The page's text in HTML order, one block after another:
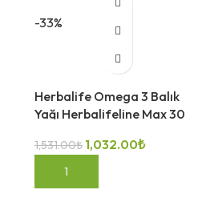
-33%
Herbalife Omega 3 Balık
Yağı Herbalifeline Max 30
1,531.00₺ 1,032.00₺
SEPETE EKLE